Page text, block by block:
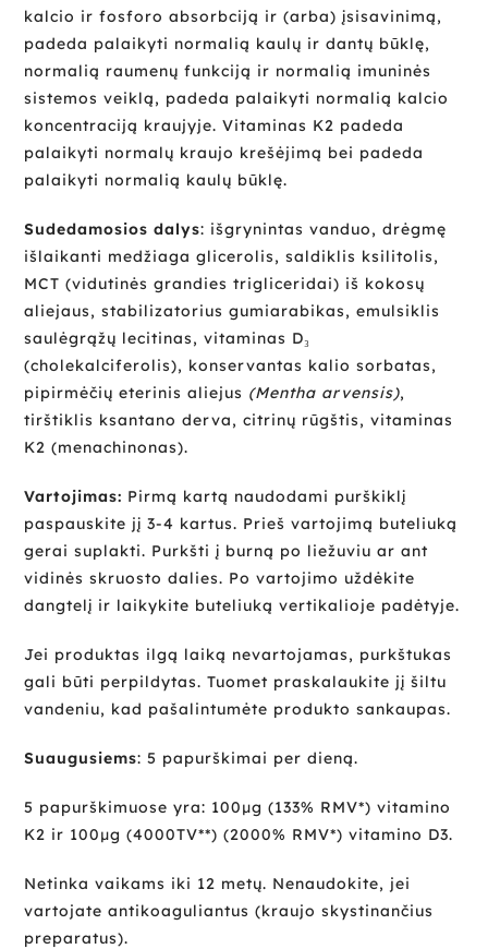
kalcio ir fosforo absorbciją ir (arba) įsisavinimą,
padeda palaikyti normalią kaulų ir dantų būklę,
normalią raumenų funkciją ir normalią imuninės
sistemos veiklą, padeda palaikyti normalią kalcio
koncentraciją kraujyje. Vitaminas K2 padeda
palaikyti normalų kraujo krešėjimą bei padeda
palaikyti normalią kaulų būklę.
Sudedamosios dalys: išgrynintas vanduo, drėgmę
išlaikanti medžiaga glicerolis, saldiklis ksilitolis,
MCT (vidutinės grandies trigliceridai) iš kokosų
aliejaus, stabilizatorius gumiarabikas, emulsiklis
saulėgrąžų lecitinas, vitaminas D₃
(cholekalciferolis), konservantas kalio sorbatas,
pipirmėčių eterinis aliejus (Mentha arvensis),
tirštiklis ksantano derva, citrinų rūgštis, vitaminas
K2 (menachinonas).
Vartojimas: Pirmą kartą naudodami purškiklį
paspauskite jį 3-4 kartus. Prieš vartojimą buteliuką
gerai suplakti. Purkšti į burną po liežuviu ar ant
vidinės skruosto dalies. Po vartojimo uždėkite
dangtelį ir laikykite buteliuką vertikalioje padėtyje.
Jei produktas ilgą laiką nevartojamas, purkštukas
gali būti perpildytas. Tuomet praskalaukite jį šiltu
vandeniu, kad pašalintumėte produkto sankaupas.
Suaugusiems: 5 papurškimai per dieną.
5 papurškimuose yra: 100µg (133% RMV*) vitamino
K2 ir 100µg (4000TV**) (2000% RMV*) vitamino D3.
Netinka vaikams iki 12 metų. Nenaudokite, jei
vartojate antikoaguliantus (kraujo skystinančius
preparatus).